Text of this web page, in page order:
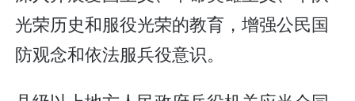
光荣历史和服役光荣的教育，增强公民国
防观念和依法服兵役意识。